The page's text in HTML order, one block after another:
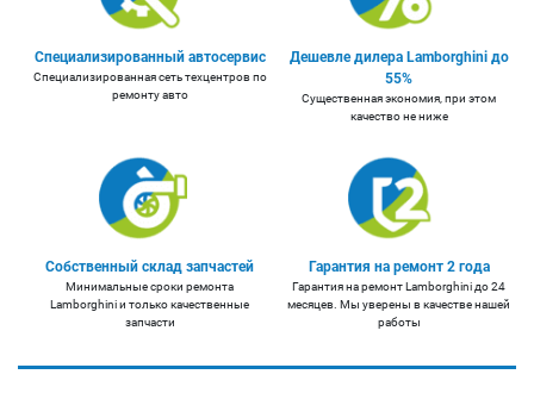
Специализированный автосервис
Специализированная сеть техцентров по
ремонту авто
Дешевле дилера Lamborghini до
55%
Существенная экономия, при этом
качество не ниже
Собственный склад запчастей
Минимальные сроки ремонта
Lamborghini и только качественные
запчасти
Гарантия на ремонт 2 года
Гарантия на ремонт Lamborghini до 24
месяцев. Мы уверены в качестве нашей
работы